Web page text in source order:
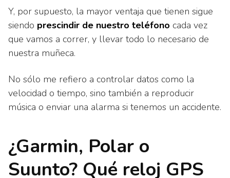
Y, por supuesto, la mayor ventaja que tienen sigue
siendo prescindir de nuestro teléfono cada vez
que vamos a correr, y llevar todo lo necesario de
nuestra muñeca.
No sólo me refiero a controlar datos como la
velocidad o tiempo, sino también a reproducir
música o enviar una alarma si tenemos un accidente.
¿Garmin, Polar o
Suunto? Qué reloj GPS